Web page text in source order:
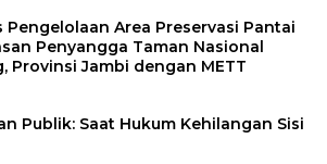
Area Preservasi Pantai
Penyangga Taman Nasional
Provinsi Jambi dengan METT
Publik: Saat Hukum Kehilangan Sisi